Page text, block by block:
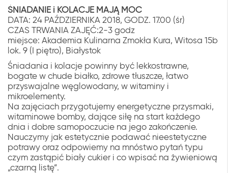
ŚNIADANIE i KOLACJE MAJĄ MOC
DATA: 24 PAŹDZIERNIKA 2018, GODZ. 17.00 (śr)
CZAS TRWANIA ZAJĘĆ:2-3 godz
miejsce: Akademia Kulinarna Zmokła Kura, Witosa 15b
lok. 9 (I piętro), Białystok
Śniadania i kolacje powinny być lekkostrawne,
bogate w chude białko, zdrowe tłuszcze, łatwo
przyswajalne węglowodany, w witaminy i
mikroelementy.
Na zajęciach przygotujemy energetyczne przysmaki,
witaminowe bomby, dające siłę na start każdego
dnia i dobre samopoczucie na jego zakończenie.
Nauczymy jak estetycznie podawać nieestetyczne
potrawy oraz odpowiemy na mnóstwo pytań typu
czym zastąpić biały cukier i co wpisać na żywieniową
„czarną listę”.